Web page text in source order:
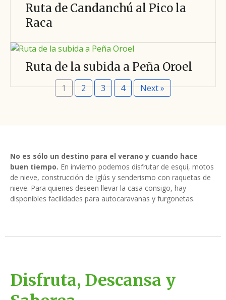
Ruta de Candanchú al Pico la
Raca
Ruta de la subida a Peña Oroel
1 2 3 4 Next »
No es sólo un destino para el verano y cuando hace
buen tiempo. En invierno podemos disfrutar de esquí, motos
de nieve, construcción de iglús y senderismo con raquetas de
nieve. Para quienes deseen llevar la casa consigo, hay
disponibles facilidades para autocaravanas y furgonetas.
Disfruta, Descansa y